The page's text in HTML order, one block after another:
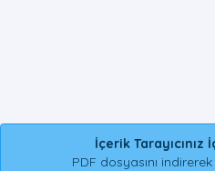
İçerik
PDF dosyasını